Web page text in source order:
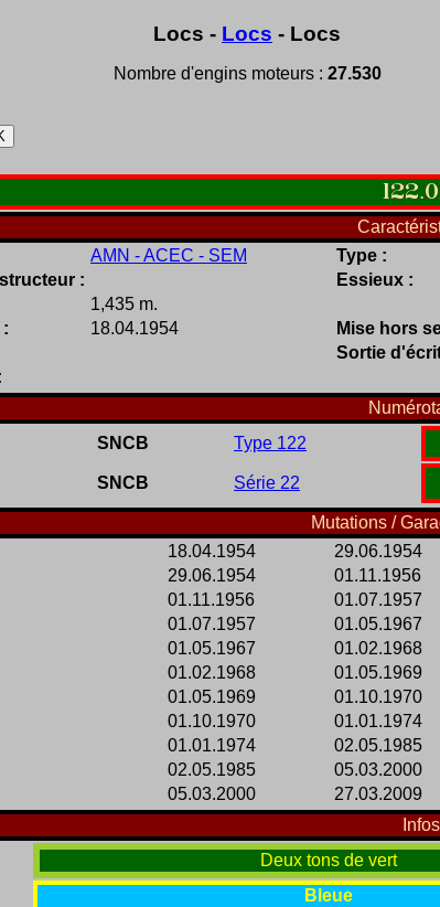
Locs - Locs - Locs
Nombre d'engins moteurs : 27.530
122.
AMN - ACEC - SEM
Type :
:
Essieux :
1,435 m.
18.04.1954 Mise hors
Sortie
SNCB Type 122
SNCB Série 22
Mutations /
18.04.1954
29.06.1954
29.06.1954
01.11.1956
01.11.1956
01.07.1957
01.07.1957
01.05.1967
01.05.1967
01.02.1968
01.02.1968
01.05.1969
01.05.1969
01.10.1970
01.10.1970
01.01.1974
01.01.1974
02.05.1985
02.05.1985
05.03.2000
05.03.2000
27.03.2009
Infos
Deux tons de vert
Bleue